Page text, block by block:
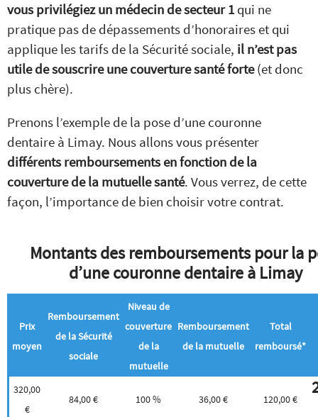
vous privilégiez un médecin de secteur 1qui ne
pratique pas de dépassements d’honoraires et qui
applique les tarifs de la Sécurité sociale, il n’est pas
utile de souscrire une couverture santé forte(et donc
plus chère).
Prenons l’exemple de la pose d’une couronne
dentaire à Limay. Nous allons vous présenter
différents remboursements en fonction de la
couverture de la mutuelle santé. Vous verrez, de cette
façon, l’importance de bien choisir votre contrat.
Montants des remboursements pour la
d’une couronne dentaire à Limay
Prix
moyen
Remboursement
de la Sécurité
sociale
Niveau de
couverture
de la
mutuelle
Remboursement
de la mutuelle
Total
remboursé*
320,00
€
84,00 € 100 % 36,00 € 120,00 €